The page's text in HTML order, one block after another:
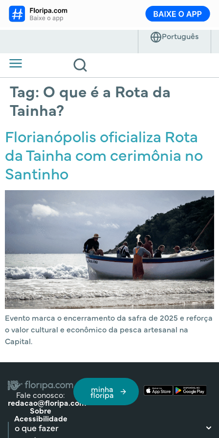
Tag: O que é a Rota da
Tainha?
Florianópolis oficializa Rota
da Tainha com cerimônia no
Santinho
Evento marca o encerramento da safra de 2025 e reforça
o valor cultural e econômico da pesca artesanal na
Capital.
Fale conosco:
redacao@floripa.com
Sobre
Acessibilidade
minha
floripa
o que fazer